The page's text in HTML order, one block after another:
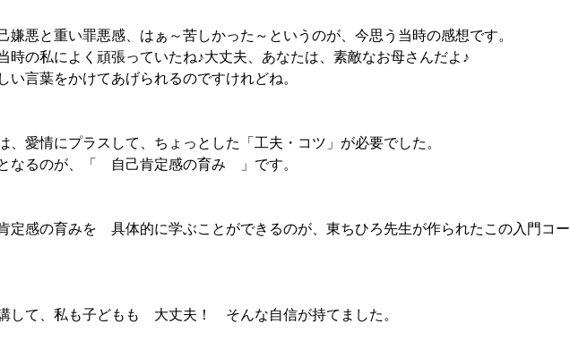
嫌悪と重い罪悪感、はぁ～苦しかった～というのが、今思う当時の感想です。
時の私によく頑張っていたね♪大丈夫、あなたは、素敵なお母さんだよ♪
い言葉をかけてあげられるのですけれどね。
、愛情にプラスして、ちょっとした「工夫・コツ」が必要でした。
なるのが、「 自己肯定感の育み 」です。
定感の育みを 具体的に学ぶことができるのが、東ちひろ先生が作られたこの入門コー
して、私も子どもも 大丈夫！ そんな自信が持てました。